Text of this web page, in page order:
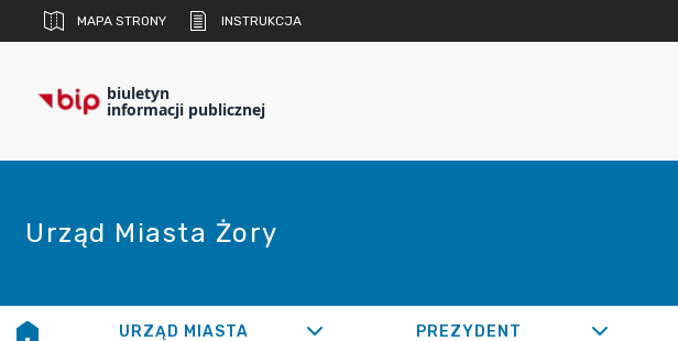
MAPA STRONY INSTRUKCJA
biuletyn
informacji publicznej
Urząd Miasta Żory
URZĄD MIASTA PREZYDENT